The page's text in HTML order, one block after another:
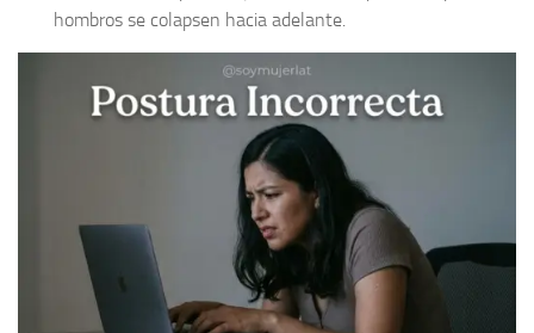
hombros se colapsen hacia adelante.